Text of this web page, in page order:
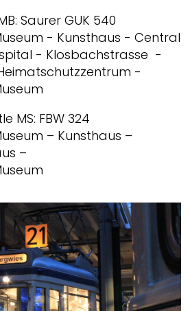
Saurer GUK 540
- Kunsthaus - Central
- Klosbachstrasse -
-
MS: FBW 324
– Kunsthaus –
–